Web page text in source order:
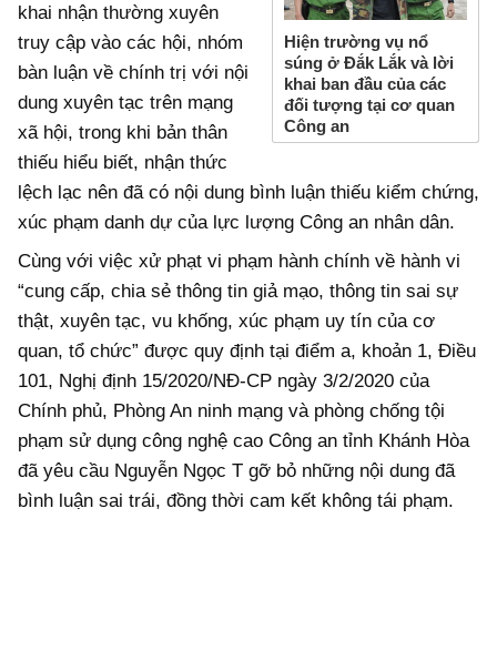
Hiện trường vụ nổ
súng ở Đắk Lắk và lời
khai ban đầu của các
đối tượng tại cơ quan
Công an
khai nhận thường xuyên
truy cập vào các hội, nhóm
bàn luận về chính trị với nội
dung xuyên tạc trên mạng
xã hội, trong khi bản thân
thiếu hiểu biết, nhận thức
lệch lạc nên đã có nội dung bình luận thiếu kiểm chứng,
xúc phạm danh dự của lực lượng Công an nhân dân.
Cùng với việc xử phạt vi phạm hành chính về hành vi
“cung cấp, chia sẻ thông tin giả mạo, thông tin sai sự
thật, xuyên tạc, vu khống, xúc phạm uy tín của cơ
quan, tổ chức” được quy định tại điểm a, khoản 1, Điều
101, Nghị định 15/2020/NĐ-CP ngày 3/2/2020 của
Chính phủ, Phòng An ninh mạng và phòng chống tội
phạm sử dụng công nghệ cao Công an tỉnh Khánh Hòa
đã yêu cầu Nguyễn Ngọc T gỡ bỏ những nội dung đã
bình luận sai trái, đồng thời cam kết không tái phạm.